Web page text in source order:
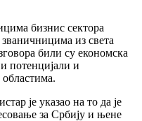
бизнис сектора
из света
били су економска
потенцијали и
је указао на то да је
за Србију и њене